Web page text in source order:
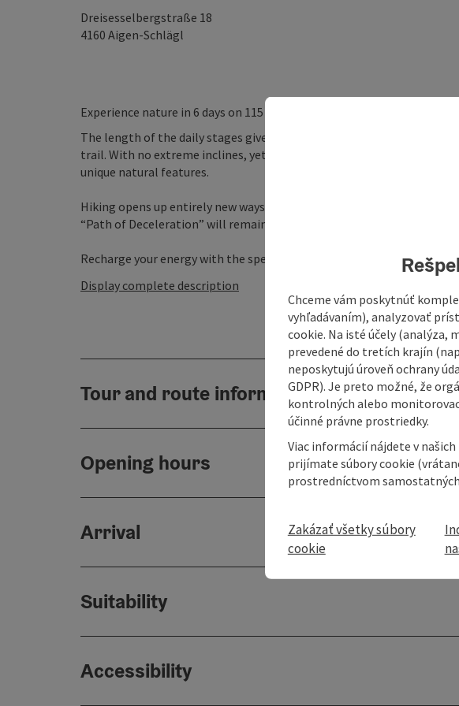
Dreisesselbergstraße 18
4160 Aigen-Schlägl
Experience nature in 6 days on 115 km
The length of the daily stages gives you plenty of time and leisure to
trail. With no extreme inclines, yet reaching an altitude of just under
unique natural features.
Hiking opens up entirely new ways of encountering people and
“Path of Deceleration” will remain a vivid memory for a long time to
Recharge your energy with the special energy of the granite, let the
Display complete description
Tour and route information
Opening hours
Arrival
Suitability
Accessibility
Chceme vám poskytnúť
vyhľadávaním), analyzovať
cookie. Na isté účely (analýza,
prevedené do tretích krajín
neposkytujú úroveň ochrany
GDPR). Je preto možné, že
kontrolných alebo
účinné právne prostriedky.
Viac informácií nájdete v
prijímate súbory cookie
prostredníctvom
Zakázať všetky súbory
cookie